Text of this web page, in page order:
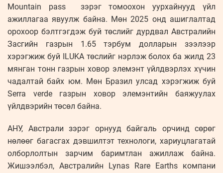
Mountain pass зэрэг томоохон уурхайнууд үйл
ажиллагаа явуулж байна. Мөн 2025 онд ашиглалтад
орохоор бэлтгэгдэж буй төслийг дурдвал Австралийн
Засгийн газрын 1.65 тэрбум долларын зээлээр
хэрэгжиж буй ILUKA төслийг нэрлэж болох ба жилд 23
мянган тонн газрын ховор элемэнт үйлдвэрлэх хүчин
чадалтай байх юм. Мөн Бразил улсад хэрэгжиж буй
Serra verde газрын ховор элемэнтийн баяжуулах
үйлдвэрийн төсөл байна.
АНУ, Австрали зэрэг орнууд байгаль орчинд сөрөг
нөлөөг багасгах дэвшилтэт технологи, хариуцлагатай
олборлолтын зарчим баримтлан ажиллаж байна.
Жишээлбэл, Австралийн Lynas Rare Earths компани